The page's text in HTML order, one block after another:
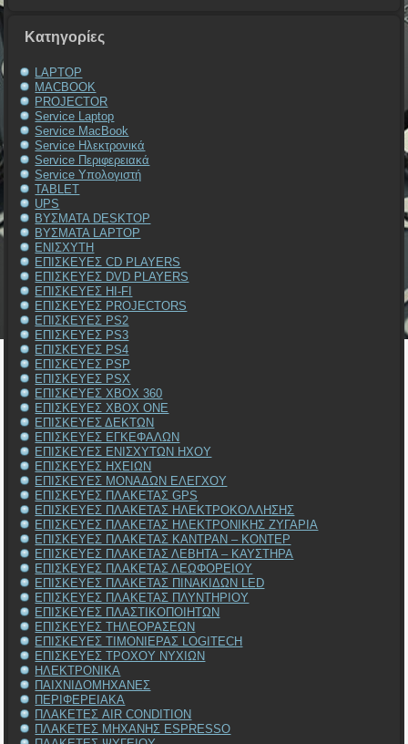
Kατηγορίες
LAPTOP
MACBOOK
PROJECTOR
Service Laptop
Service MacBook
Service Ηλεκτρονικά
Service Περιφερειακά
Service Υπολογιστή
TABLET
UPS
ΒΥΣΜΑΤΑ DESKTOP
ΒΥΣΜΑΤΑ LAPTOP
ΕΝΙΣΧΥΤΗ
ΕΠΙΣΚΕΥΕΣ CD PLAYERS
ΕΠΙΣΚΕΥΕΣ DVD PLAYERS
ΕΠΙΣΚΕΥΕΣ HI-FI
ΕΠΙΣΚΕΥΕΣ PROJECTORS
ΕΠΙΣΚΕΥΕΣ PS2
ΕΠΙΣΚΕΥΕΣ PS3
ΕΠΙΣΚΕΥΕΣ PS4
ΕΠΙΣΚΕΥΕΣ PSP
ΕΠΙΣΚΕΥΕΣ PSX
ΕΠΙΣΚΕΥΕΣ XBOX 360
ΕΠΙΣΚΕΥΕΣ XBOX ONE
ΕΠΙΣΚΕΥΕΣ ΔΕΚΤΩΝ
ΕΠΙΣΚΕΥΕΣ ΕΓΚΕΦΑΛΩΝ
ΕΠΙΣΚΕΥΕΣ ΕΝΙΣΧΥΤΩΝ ΗΧΟΥ
ΕΠΙΣΚΕΥΕΣ ΗΧΕΙΩΝ
ΕΠΙΣΚΕΥΕΣ ΜΟΝΑΔΩΝ ΕΛΕΓΧΟΥ
ΕΠΙΣΚΕΥΕΣ ΠΛΑΚΕΤΑΣ GPS
ΕΠΙΣΚΕΥΕΣ ΠΛΑΚΕΤΑΣ ΗΛΕΚΤΡΟΚΟΛΛΗΣΗΣ
ΕΠΙΣΚΕΥΕΣ ΠΛΑΚΕΤΑΣ ΗΛΕΚΤΡΟΝΙΚΗΣ ΖΥΓΑΡΙΑ
ΕΠΙΣΚΕΥΕΣ ΠΛΑΚΕΤΑΣ ΚΑΝΤΡΑΝ – ΚΟΝΤΕΡ
ΕΠΙΣΚΕΥΕΣ ΠΛΑΚΕΤΑΣ ΛΕΒΗΤΑ – ΚΑΥΣΤΗΡΑ
ΕΠΙΣΚΕΥΕΣ ΠΛΑΚΕΤΑΣ ΛΕΩΦΟΡΕΙΟΥ
ΕΠΙΣΚΕΥΕΣ ΠΛΑΚΕΤΑΣ ΠΙΝΑΚΙΔΩΝ LED
ΕΠΙΣΚΕΥΕΣ ΠΛΑΚΕΤΑΣ ΠΛΥΝΤΗΡΙΟΥ
ΕΠΙΣΚΕΥΕΣ ΠΛΑΣΤΙΚΟΠΟΙΗΤΩΝ
ΕΠΙΣΚΕΥΕΣ ΤΗΛΕΟΡΑΣΕΩΝ
ΕΠΙΣΚΕΥΕΣ ΤΙΜΟΝΙΕΡΑΣ LOGITECH
ΕΠΙΣΚΕΥΕΣ ΤΡΟΧΟΥ ΝΥΧΙΩΝ
ΗΛΕΚΤΡΟΝΙΚΑ
ΠΑΙΧΝΙΔΟΜΗΧΑΝΕΣ
ΠΕΡΙΦΕΡΕΙΑΚΑ
ΠΛΑΚΕΤΕΣ AIR CONDITION
ΠΛΑΚΕΤΕΣ ΜΗΧΑΝΗΣ ESPRESSO